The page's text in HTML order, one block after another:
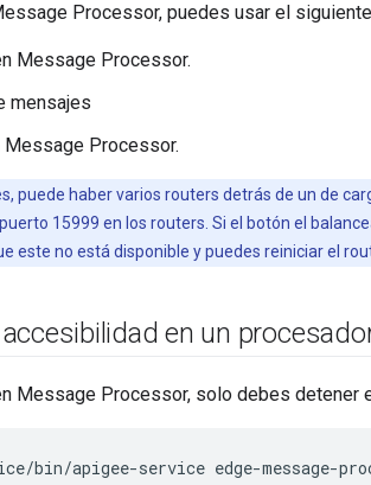
Processor, puedes usar el
Message Processor.
mensajes
Processor.
puede haber varios routers detrás de un de
15999 en los routers. Si el botón el
este no está disponible y puedes reiniciar el
en un
Message Processor, solo debes detener
bin/apigee-service edge-message-